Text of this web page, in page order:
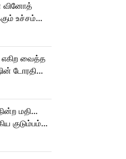
வினோத்
உச்சம்
எகிற வைத்த
டோரதி
மதி…
குடும்பம்…